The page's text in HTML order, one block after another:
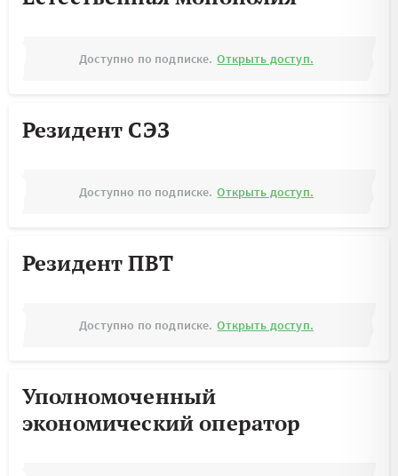
Доступно по подписке. Открыть доступ.
Резидент СЭЗ
Доступно по подписке. Открыть доступ.
Резидент ПВТ
Доступно по подписке. Открыть доступ.
Уполномоченный
экономический оператор